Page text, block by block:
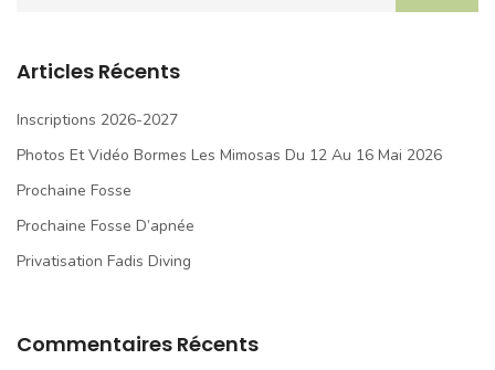
Articles Récents
Inscriptions 2026-2027
Photos Et Vidéo Bormes Les Mimosas Du 12 Au 16 Mai 2026
Prochaine Fosse
Prochaine Fosse D’apnée
Privatisation Fadis Diving
Commentaires Récents